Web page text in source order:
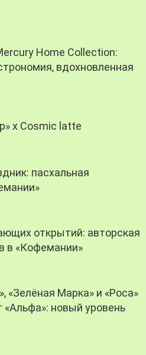
Home Collection:
вдохновленная
х Cosmic latte
пасхальная
открытий: авторская
в «Кофемании»
«Зелёная Марка» и «Роса»
«Альфа»: новый уровень